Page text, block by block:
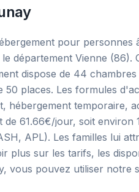
pour personnes
département Vienne (86).
dispose de 44 chambres
50 places. Les formules
hébergement temporaire,
61.66€/jour, soit environ
APL). Les familles lui
plus sur les tarifs, les
vous pouvez utiliser notre